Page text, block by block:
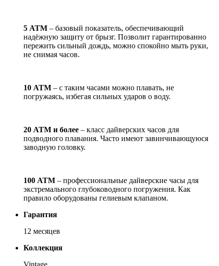
5 АТМ – базовый показатель, обеспечивающий
надёжную защиту от брызг. Позволит гарантированно
пережить сильный дождь, можно спокойно мыть руки,
не снимая часов.
10 АТМ – с таким часами можно плавать, не
погружаясь, избегая сильных ударов о воду.
20 АТМ и более – класс дайверских часов для
подводного плавания. Часто имеют завинчивающуюся
заводную головку.
100 АТМ – профессиональные дайверские часы для
экстремального глубоководного погружения. Как
правило оборудованы гелиевым клапаном.
Гарантия
12 месяцев
Коллекция